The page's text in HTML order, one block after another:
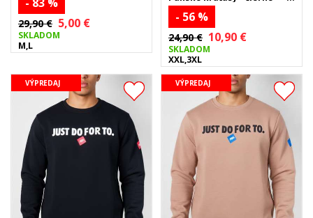
29,90 € 5,00 €
SKLADOM
M,L
- 56 %
24,90 € 10,90 €
SKLADOM
XXL,3XL
VÝPREDAJ VÝPREDAJ